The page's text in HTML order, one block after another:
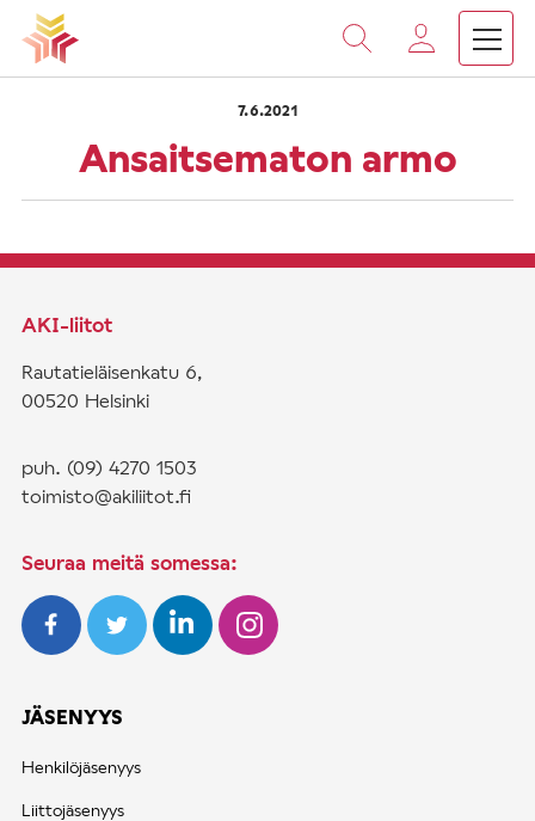
Vieritä
sisältöön
Etusivu Ansaitsematon armo
7.6.2021
Ansaitsematon armo
AKI-liitot
Rautatieläisenkatu 6,
00520 Helsinki
puh. (09) 4270 1503
toimisto@akiliitot.fi
Seuraa meitä somessa:
JÄSENYYS
Henkilöjäsenyys
Liittojäsenyys